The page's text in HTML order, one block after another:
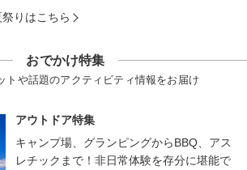
りはこちら
おでかけ特集
トや話題のアクティビティ情報をお届け
アウトドア特集
キャンプ場、グランピングからBBQ、アス
レチックまで！非日常体験を存分に堪能で